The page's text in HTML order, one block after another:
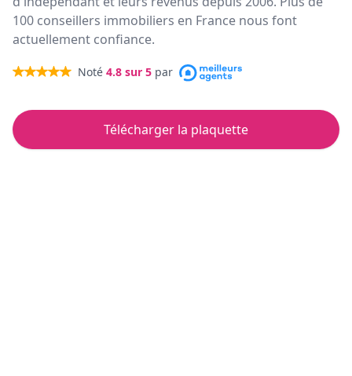
100 conseillers immobiliers en France nous font
actuellement confiance.
Noté 4.8 sur 5 par
Télécharger la plaquette